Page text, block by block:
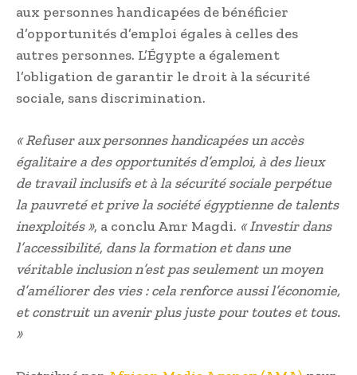
aux personnes handicapées de bénéficier
d’opportunités d’emploi égales à celles des
autres personnes. L’Égypte a également
l’obligation de garantir le droit à la sécurité
sociale, sans discrimination.
« Refuser aux personnes handicapées un accès
égalitaire a des opportunités d’emploi, à des lieux
de travail inclusifs et à la sécurité sociale perpétue
la pauvreté et prive la société égyptienne de talents
inexploités », a conclu Amr Magdi. « Investir dans
l’accessibilité, dans la formation et dans une
véritable inclusion n’est pas seulement un moyen
d’améliorer des vies : cela renforce aussi l’économie,
et construit un avenir plus juste pour toutes et tous.
»